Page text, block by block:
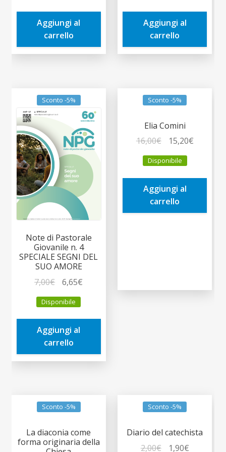
era:
3,50€.
è:
Aggiungi al
carrello
era:
5,00€.
è:
Aggiungi al
carrello
Sconto -5%
Note di Pastorale
Giovanile n. 4
SPECIALE SEGNI DEL
SUO AMORE
7,00€
prezzo
originale
era:
7,00€.
6,65€
è:
Disponibile
Aggiungi al
carrello
Sconto -5%
Elia Comini
16,00€
prezzo
originale
era:
16,00€.
15,20€Il
è:
Disponibile
Aggiungi al
carrello
Sconto -5%
La diaconia come
forma originaria della
Sconto -5%
Diario del catechista
2,00€ 1,90€Il